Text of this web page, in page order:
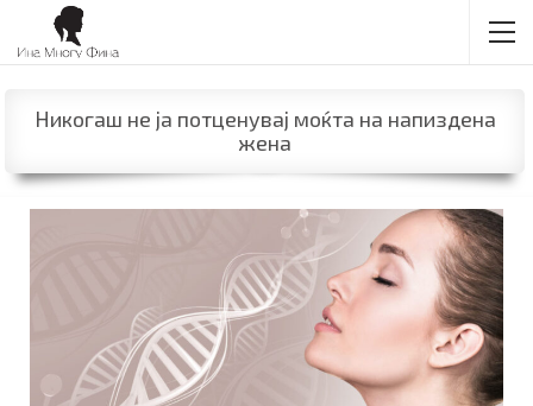
Никогаш не ја потценувај моќта на напиздена
жена